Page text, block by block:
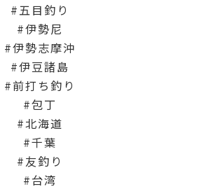
五目釣り
伊勢尼
伊勢志摩沖
伊豆諸島
前打ち釣り
包丁
北海道
千葉
友釣り
台湾